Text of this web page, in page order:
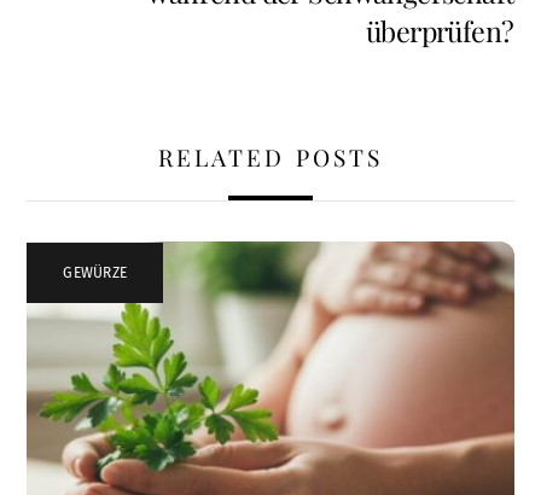
überprüfen?
RELATED POSTS
GEWÜRZE